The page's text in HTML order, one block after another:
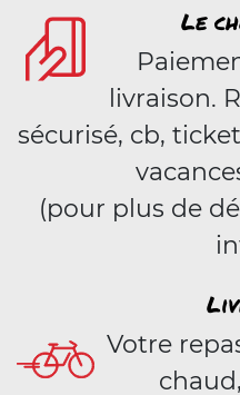
Le
livraison.
sécurisé, cb,
(pour plus de
Votre